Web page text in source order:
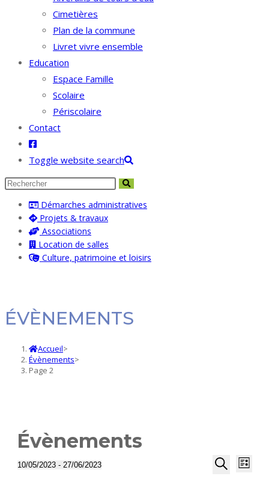
Cimetières
Plan de la commune
Livret vivre ensemble
Education
Espace Famille
Scolaire
Périscolaire
Contact
Toggle website search
Démarches administratives
Projets & travaux
Associations
Location de salles
Culture, patrimoine et loisirs
ÉVÈNEMENTS
Accueil>
Évènements>
Page 2
Évènements
Liste
10/05/2023 - 27/06/2023